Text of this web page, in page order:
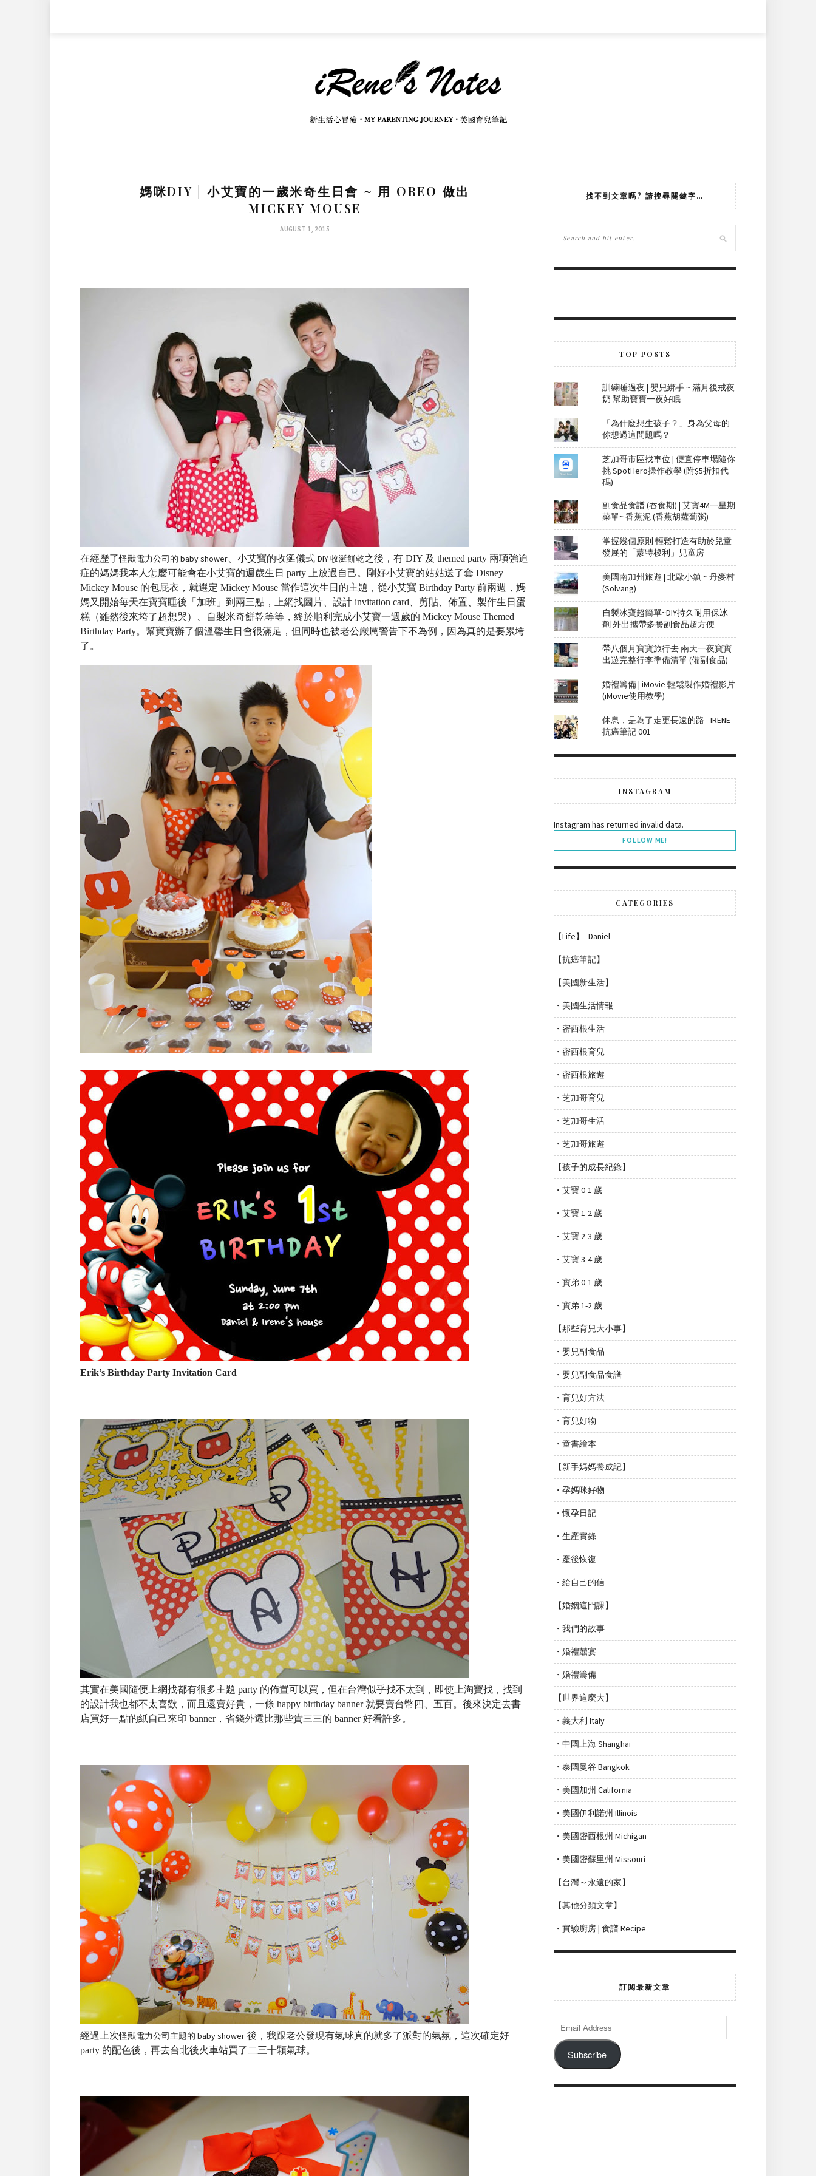
媽咪DIY | 小艾寶的一歲米奇生日會 ~ 用 OREO 做出
MICKEY MOUSE
AUGUST 1, 2015
在經歷了怪獸電力公司的 baby shower 、小艾寶的收涎儀式 DIY 收涎餅乾之後，有 DIY 及 themed party 兩項強迫
症的媽媽我本人怎麼可能會在小艾寶的週歲生日 party 上放過自己。剛好小艾寶的姑姑送了套 Disney –
Mickey Mouse 的包屁衣，就選定 Mickey Mouse 當作這次生日的主題，從小艾寶 Birthday Party 前兩週，媽
媽又開始每天在寶寶睡後「加班」到兩三點，上網找圖片、設計 invitation card、剪貼、佈置、製作生日蛋
糕（雖然後來垮了超想哭）、自製米奇餅乾等等，終於順利完成小艾寶一週歲的 Mickey Mouse Themed
Birthday Party。幫寶寶辦了個溫馨生日會很滿足，但同時也被老公嚴厲警告下不為例，因為真的是要累垮
了。
Erik’s Birthday Party Invitation Card
其實在美國隨便上網找都有很多主題 party 的佈置可以買，但在台灣似乎找不太到，即使上淘寶找，找到
的設計我也都不太喜歡，而且還賣好貴，一條 happy birthday banner 就要賣台幣四、五百。後來決定去書
店買好一點的紙自己來印 banner，省錢外還比那些貴三三的 banner 好看許多。
經過上次怪獸電力公司主題的 baby shower 後，我跟老公發現有氣球真的就多了派對的氣氛，這次確定好
party 的配色後，再去台北後火車站買了二三十顆氣球。
找不到文章嗎? 請搜尋關鍵字…
TOP POSTS
訓練睡過夜 | 嬰兒綁手 ~ 滿月後戒夜
奶 幫助寶寶一夜好眠
「為什麼想生孩子？」身為父母的
你想過這問題嗎？
芝加哥市區找車位 | 便宜停車場隨你
挑 SpotHero操作教學 (附$5折扣代
碼)
副食品食譜 (吞食期) | 艾寶4M一星期
菜單~ 香蕉泥 (香蕉胡蘿蔔粥)
掌握幾個原則 輕鬆打造有助於兒童
發展的「蒙特梭利」兒童房
美國南加州旅遊 | 北歐小鎮 ~ 丹麥村
(Solvang)
自製冰寶超簡單~DIY持久耐用保冰
劑 外出攜帶多餐副食品超方便
帶八個月寶寶旅行去 兩天一夜寶寶
出遊完整行李準備清單 (備副食品)
婚禮籌備 | iMovie 輕鬆製作婚禮影片
(iMovie使用教學)
休息，是為了走更長遠的路 - IRENE
抗癌筆記 001
INSTAGRAM
Instagram has returned invalid data.
FOLLOW ME!
CATEGORIES
【Life】- Daniel
【抗癌筆記】
【美國新生活】
・美國生活情報
・密西根生活
・密西根育兒
・密西根旅遊
・芝加哥育兒
・芝加哥生活
・芝加哥旅遊
【孩子的成長紀錄】
・艾寶 0-1 歲
・艾寶 1-2 歲
・艾寶 2-3 歲
・艾寶 3-4 歲
・寶弟 0-1 歲
・寶弟 1-2 歲
【那些育兒大小事】
・嬰兒副食品
・嬰兒副食品食譜
・育兒好方法
・育兒好物
・童書繪本
【新手媽媽養成記】
・孕媽咪好物
・懷孕日記
・生產實錄
・產後恢復
・給自己的信
【婚姻這門課】
・我們的故事
・婚禮囍宴
・婚禮籌備
【世界這麼大】
・義大利 Italy
・中國上海 Shanghai
・泰國曼谷 Bangkok
・美國加州 California
・美國伊利諾州 Illinois
・美國密西根州 Michigan
・美國密蘇里州 Missouri
【台灣～永遠的家】
【其他分類文章】
・實驗廚房 | 食譜 Recipe
訂閱最新文章
Subscribe